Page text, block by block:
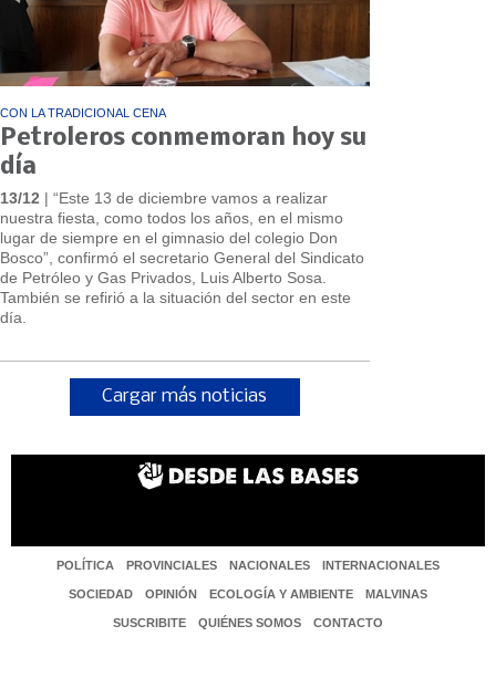
CON LA TRADICIONAL CENA
Petroleros conmemoran hoy su
día
13/12 | “Este 13 de diciembre vamos a realizar
nuestra fiesta, como todos los años, en el mismo
lugar de siempre en el gimnasio del colegio Don
Bosco”, confirmó el secretario General del Sindicato
de Petróleo y Gas Privados, Luis Alberto Sosa.
También se refirió a la situación del sector en este
día.
Cargar más noticias
POLÍTICA PROVINCIALES NACIONALES INTERNACIONALES
SOCIEDAD OPINIÓN ECOLOGÍA Y AMBIENTE MALVINAS
SUSCRIBITE QUIÉNES SOMOS CONTACTO